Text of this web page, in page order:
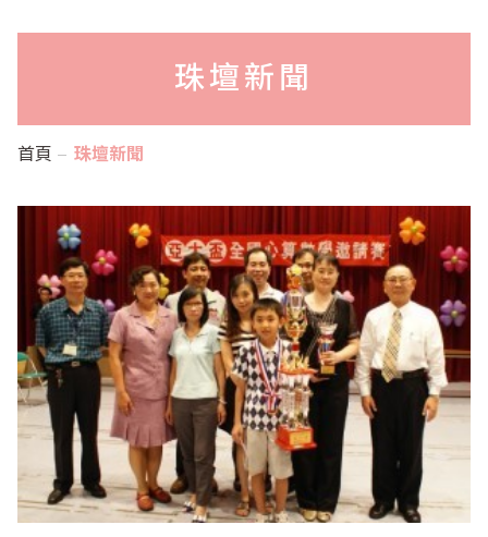
珠壇新聞
首頁 珠壇新聞